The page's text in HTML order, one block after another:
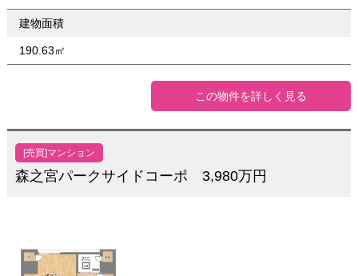
建物面積
190.63㎡
この物件を詳しく見る
[売買]マンション
森之宮パークサイドコーポ 3,980万円